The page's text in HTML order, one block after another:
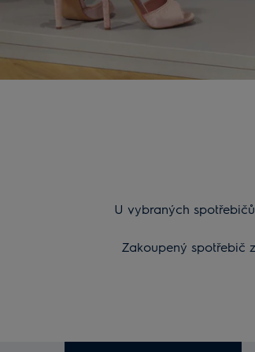
U vybraných
Zakoupený spotřebič